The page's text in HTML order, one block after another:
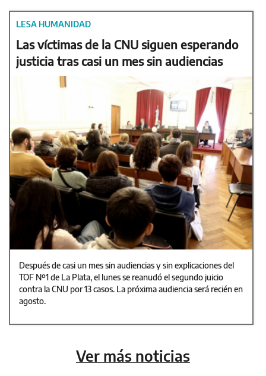
LESA HUMANIDAD
Las víctimas de la CNU siguen esperando
justicia tras casi un mes sin audiencias
Después de casi un mes sin audiencias y sin explicaciones del
TOF Nº1 de La Plata, el lunes se reanudó el segundo juicio
contra la CNU por 13 casos. La próxima audiencia será recién en
agosto.
Ver más noticias